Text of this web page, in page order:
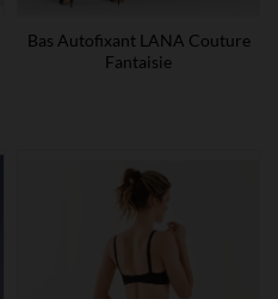
Bas Autofixant LANA Couture
Fantaisie